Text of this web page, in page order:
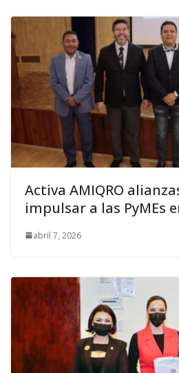
Activa AMIQRO
impulsar a las PyMEs
abril 7, 2026